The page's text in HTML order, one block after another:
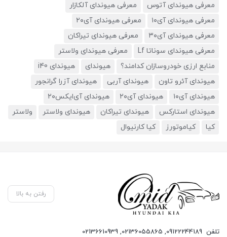
معرفی هیوندای آتوس
معرفی هیوندای آلکازار
معرفی هیوندای آی۱۰
معرفی هیوندای آی۲۰
معرفی هیوندای آی۳۰
معرفی هیوندای تیراکان
معرفی هیوندای سوناتا Lf
معرفی هیوندای ولاستر
منابع ارزی خودروسازان کدامند؟
هیوندای
هیوندای i40
هیوندای آئرو تاون
هیوندای آربی
هیوندای آزرا گرانجور
هیوندای آی۱۰
هیوندای آی۲۰
هیوندای آی‌ایکس۲۰
هیوندای استارکس
هیوندای تیراکان هیوندای ولاستر
ولاستر
کیا
کیاموتورز کیا کارنیوال
رفتن به بالا
تلفن 09122244189
,
02136055865
,
02136610939